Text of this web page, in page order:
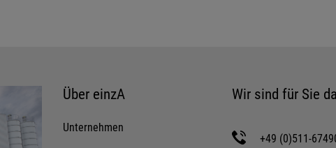
Über einzA
Unternehmen
Wir sind für Sie
+49 (0)511-